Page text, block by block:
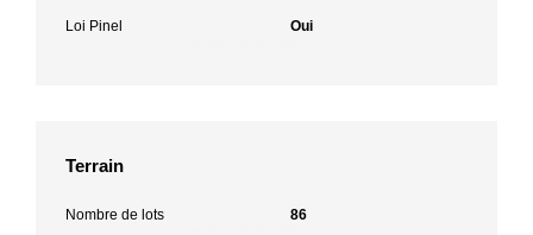
Loi Pinel Oui
Terrain
Nombre de lots 86